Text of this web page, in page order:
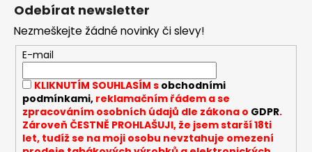
a
c
í
p
r
v
k
y
Odebírat newsletter
Nezmeškejte žádné novinky či slevy!
E-mail
KLIKNUTÍM SOUHLASÍM s obchodními
podmínkami,reklamačním řádem a se
zpracováním osobních údajů dle zákona o GDPR.
Zároveň ČESTNĚ PROHLAŠUJI, že jsem starší 18ti
let, tudíž se na moji osobu nevztahuje omezení